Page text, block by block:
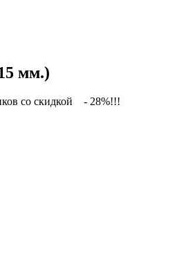
мм.)
со скидкой
- 28%!!!